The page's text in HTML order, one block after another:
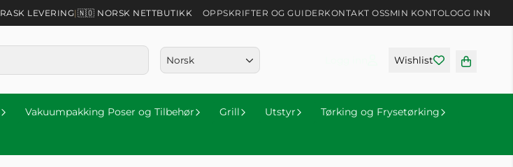
RASK LEVERING| 🇳🇴 NORSK NETTBUTIKK OPPSKRIFTER OG GUIDERKONTAKT OSSMIN KONTOLOGG INN
Wishlist
Vakuumpakking Poser og Tilbehør Grill Utstyr
Tørking og Frysetørking